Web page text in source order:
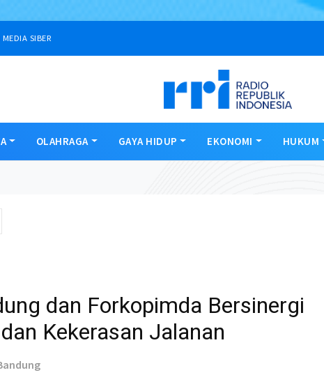
SIBER
OLAHRAGA GAYA HIDUP EKONOMI HUKUM
dan Forkopimda Bersinergi
Kekerasan Jalanan